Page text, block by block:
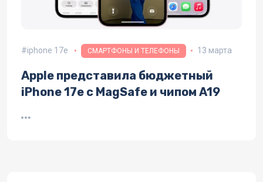
iphone 17e СМАРТФОНЫ И ТЕЛЕФОНЫ 13 марта
Apple представила бюджетный
iPhone 17e с MagSafe и чипом A19